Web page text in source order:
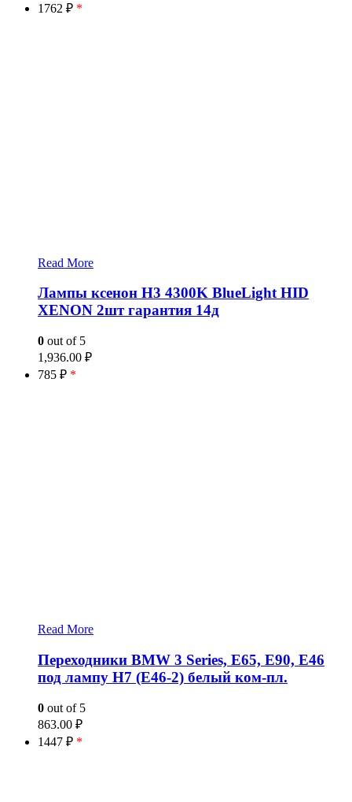
1762 ₽ *
Read More
Лампы ксенон H3 4300K BlueLight HID
XENON 2шт гарантия 14д
0 out of 5
1,936.00 ₽
785 ₽ *
Read More
Переходники BMW 3 Series, E65, E90, E46
под лампу H7 (E46-2) белый ком-пл.
0 out of 5
863.00 ₽
1447 ₽ *